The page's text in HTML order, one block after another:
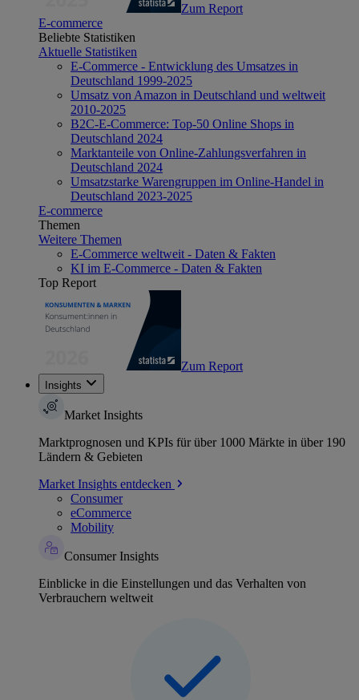
Zum Report
E-commerce
Beliebte Statistiken
Aktuelle Statistiken
E-Commerce - Entwicklung des Umsatzes in
Deutschland 1999-2025
Umsatz von Amazon in Deutschland und weltweit
2010-2025
B2C-E-Commerce: Top-50 Online Shops in
Deutschland 2024
Marktanteile von Online-Zahlungsverfahren in
Deutschland 2024
Umsatzstarke Warengruppen im Online-Handel in
Deutschland 2023-2025
E-commerce
Themen
Weitere Themen
E-Commerce weltweit - Daten & Fakten
KI im E-Commerce - Daten & Fakten
Top Report
Zum Report
Insights
Market Insights
Marktprognosen und KPIs für über 1000 Märkte in über 190
Ländern & Gebieten
Market Insights entdecken
Consumer
eCommerce
Mobility
Consumer Insights
Einblicke in die Einstellungen und das Verhalten von
Verbrauchern weltweit